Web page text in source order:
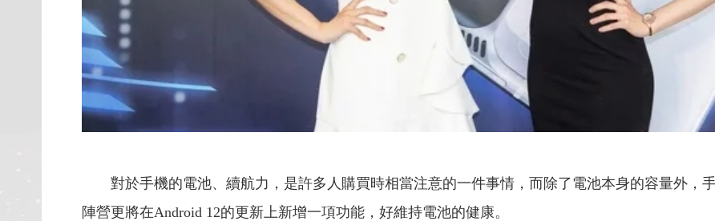
對於手機的電池、續航力，是許多人購買時相當注意的一件事情，而除了電池本身的容量外，
陣營更將在Android 12的更新上新增一項功能，好維持電池的健康。